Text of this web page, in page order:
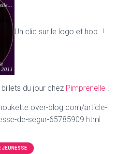
Un clic sur le logo et hop…!
du jour chez Pimprenelle !
blog.com/article-
de-segur-65785909.html
JEUNESSE